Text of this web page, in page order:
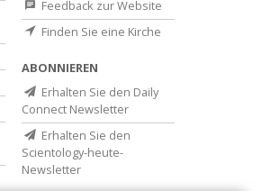
Feedback zur Website
Finden Sie eine Kirche
ABONNIEREN
Erhalten Sie den Daily
Connect Newsletter
Erhalten Sie den
Scientology-heute-
Newsletter